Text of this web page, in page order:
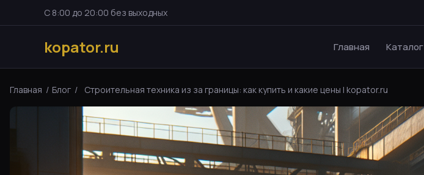
С 8:00 до 20:00 без выходных
kopator.ru Главная Каталог
Главная / Блог / Строительная техника из за границы: как купить и какие цены | kopator.ru